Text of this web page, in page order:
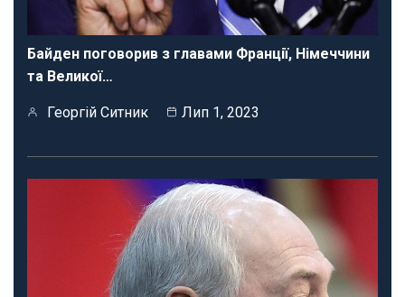
Байден поговорив з главами Франції, Німеччини
та Великої…
Георгій Ситник Лип 1, 2023